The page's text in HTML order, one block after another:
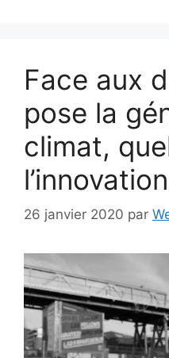
Face aux
pose la
climat,
26 janvier 2020 par